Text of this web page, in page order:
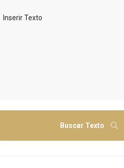
Buscar Texto